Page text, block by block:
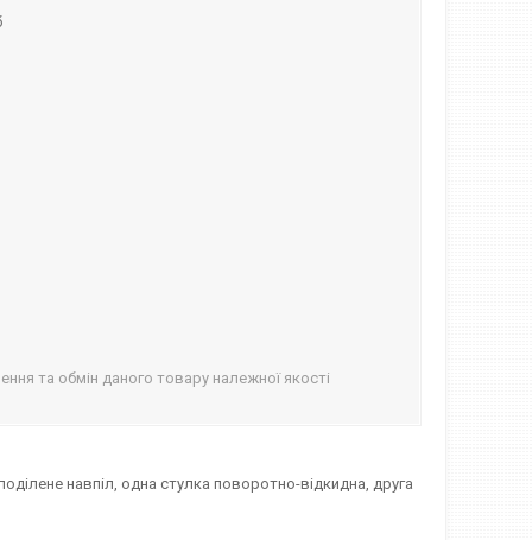
та обмін даного товару належної якості
навпіл, одна стулка поворотно-відкидна, друга